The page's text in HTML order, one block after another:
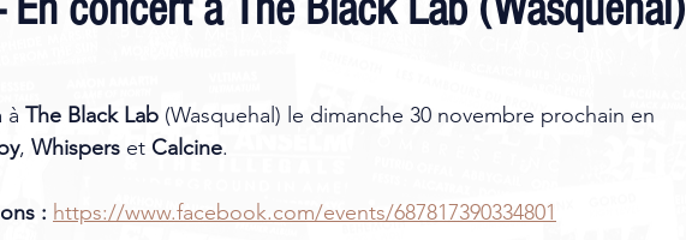
à The Black Lab (Wasquehal) le dimanche 30 novembre prochain en
, Whispers et Calcine.
: https://www.facebook.com/events/687817390334801